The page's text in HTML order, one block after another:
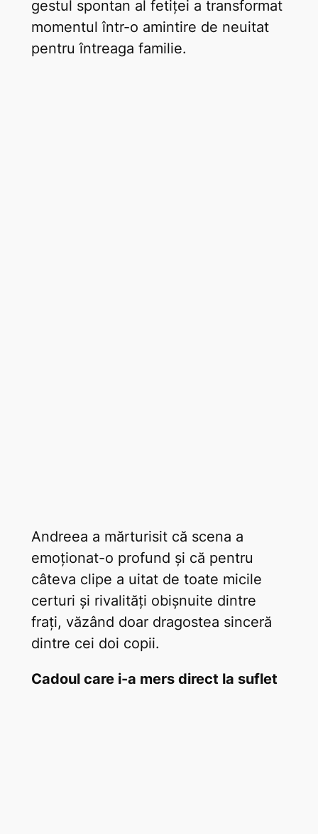
gestul spontan al fetiței a transformat
momentul într-o amintire de neuitat
pentru întreaga familie.
Andreea a mărturisit că scena a
emoționat-o profund și că pentru
câteva clipe a uitat de toate micile
certuri și rivalități obișnuite dintre
frați, văzând doar dragostea sinceră
dintre cei doi copii.
Cadoul care i-a mers direct la suflet